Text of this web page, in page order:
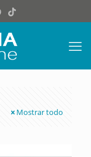
Mostrar todo